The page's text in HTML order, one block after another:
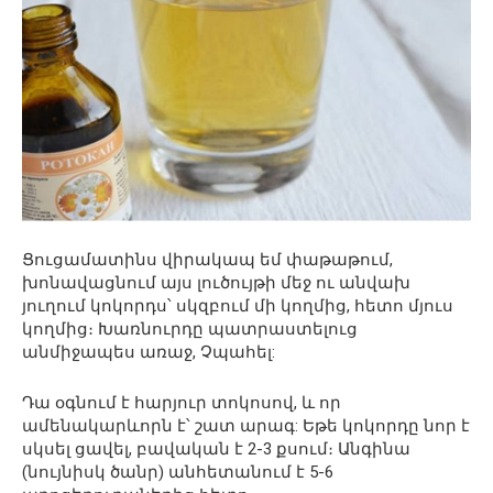
Ցուցամատինս վիրակապ եմ փաթաթում,
խոնավացնում այս լուծույթի մեջ ու անվախ
յուղում կոկորդս՝ սկզբում մի կողմից, հետո մյուս
կողմից։ Խառնուրդը պատրաստելուց
անմիջապես առաջ, Չպահել:
Դա օգնում է հարյուր տոկոսով, և որ
ամենակարևորն է՝ շատ արագ: Եթե ​​կոկորդը նոր է
սկսել ցավել, բավական է 2-3 քսում։ Անգինա
(նույնիսկ ծանր) անհետանում է 5-6